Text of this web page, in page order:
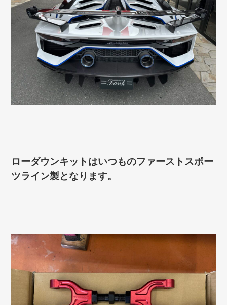
ローダウンキットはいつものファーストスポー
ツライン製となります。